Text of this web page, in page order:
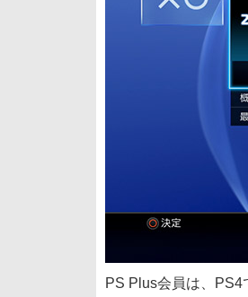
PS Plus会員は、PS4